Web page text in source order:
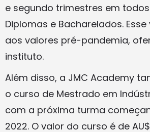
e segundo trimestres em
Diplomas e Bacharelados.
aos valores pré-pandemia,
instituto.
Além disso, a JMC Academy
o curso de Mestrado em
com a próxima turma
2022. O valor do curso é de